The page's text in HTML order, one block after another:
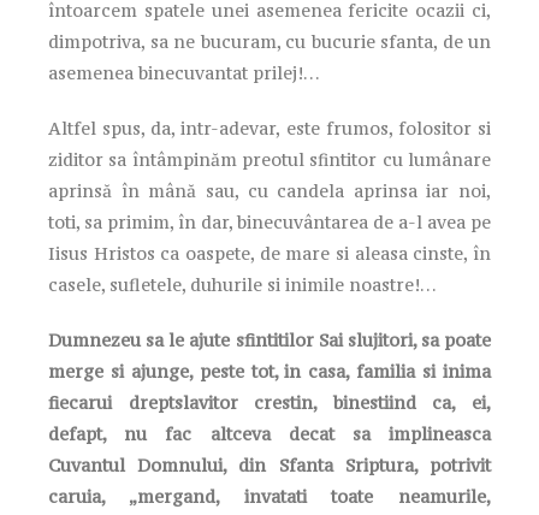
întoarcem spatele unei asemenea fericite ocazii ci,
dimpotriva, sa ne bucuram, cu bucurie sfanta, de un
asemenea binecuvantat prilej!…
Altfel spus, da, intr-adevar, este frumos, folositor si
ziditor sa întâmpinăm preotul sfintitor cu lumânare
aprinsă în mână sau, cu candela aprinsa iar noi,
toti, sa primim, în dar, binecuvântarea de a-l avea pe
Iisus Hristos ca oaspete, de mare si aleasa cinste, în
casele, sufletele, duhurile si inimile noastre!…
Dumnezeu sa le ajute sfintitilor Sai slujitori, sa poate
merge si ajunge, peste tot, in casa, familia si inima
fiecarui dreptslavitor crestin, binestiind ca, ei,
defapt, nu fac altceva decat sa implineasca
Cuvantul Domnului, din Sfanta Sriptura, potrivit
caruia, „mergand, invatati toate neamurile,